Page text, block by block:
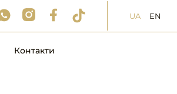
UA EN
Контакти